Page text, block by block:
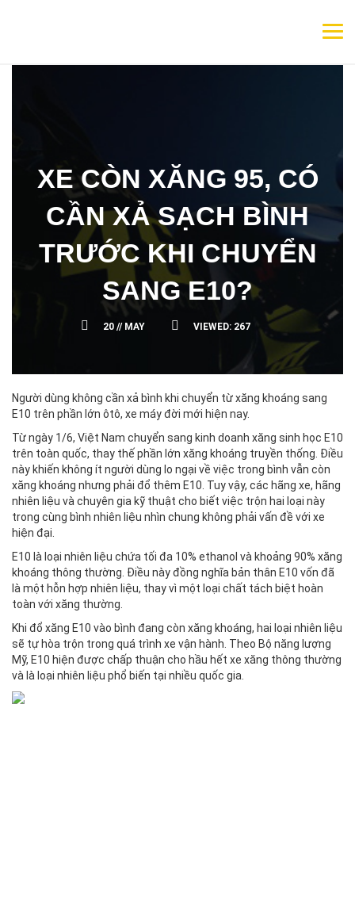
XE CÒN XĂNG 95, CÓ
CẦN XẢ SẠCH BÌNH
TRƯỚC KHI CHUYỂN
SANG E10?
20 //MAY VIEWED: 267
Người dùng không cần xả bình khi chuyển từ xăng khoáng sang
E10 trên phần lớn ôtô, xe máy đời mới hiện nay.
Từ ngày 1/6, Việt Nam chuyển sang kinh doanh xăng sinh học E10
trên toàn quốc, thay thế phần lớn xăng khoáng truyền thống. Điều
này khiến không ít người dùng lo ngại về việc trong bình vẫn còn
xăng khoáng nhưng phải đổ thêm E10. Tuy vậy, các hãng xe, hãng
nhiên liệu và chuyên gia kỹ thuật cho biết việc trộn hai loại này
trong cùng bình nhiên liệu nhìn chung không phải vấn đề với xe
hiện đại.
E10 là loại nhiên liệu chứa tối đa 10% ethanol và khoảng 90% xăng
khoáng thông thường. Điều này đồng nghĩa bản thân E10 vốn đã
là một hỗn hợp nhiên liệu, thay vì một loại chất tách biệt hoàn
toàn với xăng thường.
Khi đổ xăng E10 vào bình đang còn xăng khoáng, hai loại nhiên liệu
sẽ tự hòa trộn trong quá trình xe vận hành. Theo Bộ năng lượng
Mỹ, E10 hiện được chấp thuận cho hầu hết xe xăng thông thường
và là loại nhiên liệu phổ biến tại nhiều quốc gia.